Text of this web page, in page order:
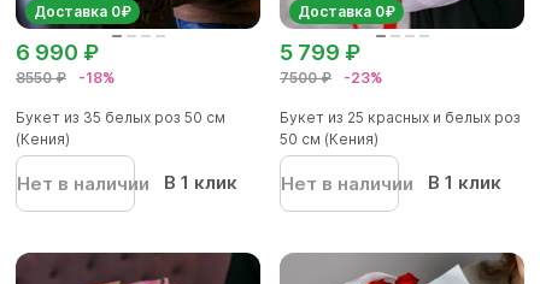
Доставка 0₽
8550 ₽ -18%
6 990 ₽
Букет из 35 белых роз 50 см
(Кения)
Нет в наличии В 1 клик
Доставка 0₽
7500 ₽ -23%
5 799 ₽
Букет из 25 красных и белых роз
50 см (Кения)
Нет в наличии В 1 клик